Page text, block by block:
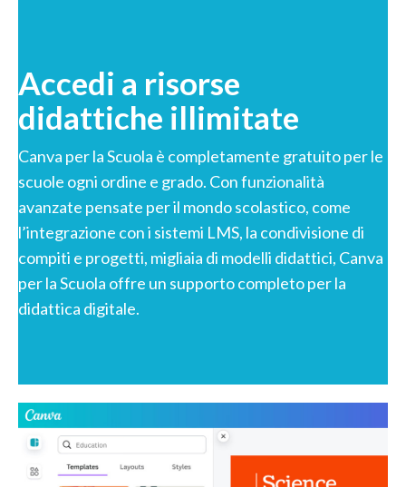
Accedi a risorse
didattiche illimitate
Canva per la Scuola è completamente gratuito per le
scuole ogni ordine e grado. Con funzionalità
avanzate pensate per il mondo scolastico, come
l’integrazione con i sistemi LMS, la condivisione di
compiti e progetti, migliaia di modelli didattici, Canva
per la Scuola offre un supporto completo per la
didattica digitale.